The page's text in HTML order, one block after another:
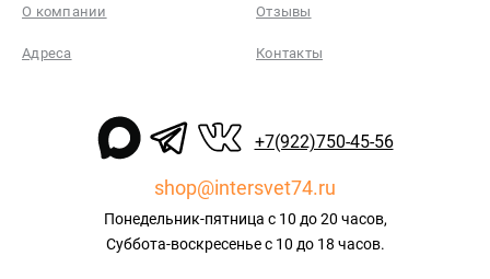
О компании Отзывы
Адреса Контакты
+7(922)750-45-56
shop@intersvet74.ru
Понедельник-пятница с 10 до 20 часов,
Суббота-воскресенье с 10 до 18 часов.